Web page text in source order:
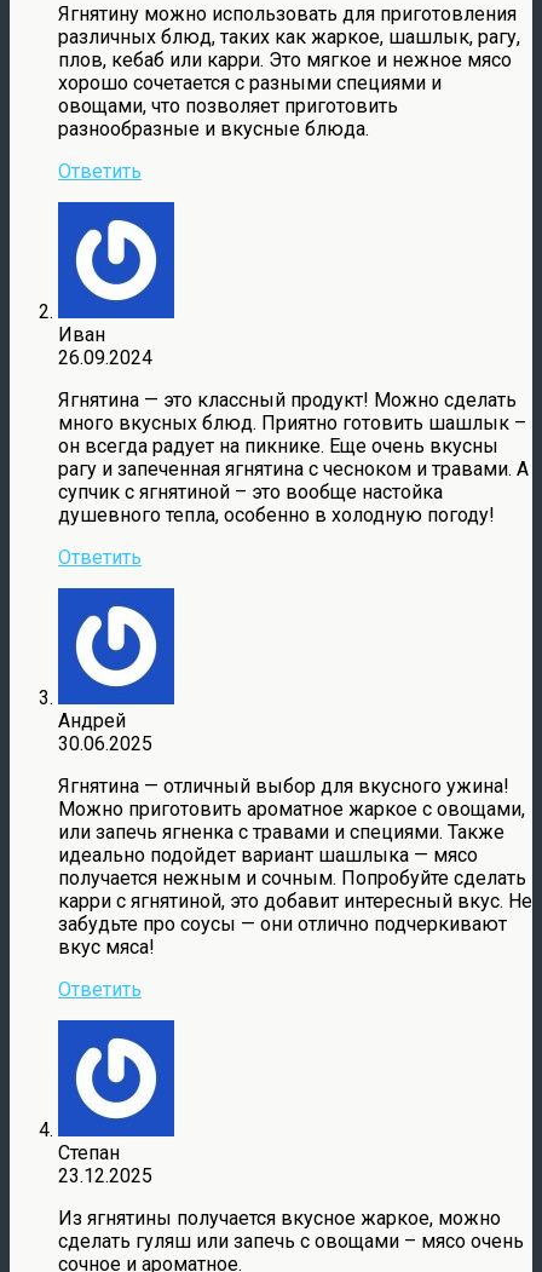
Ягнятину можно использовать для приготовления
различных блюд, таких как жаркое, шашлык, рагу,
плов, кебаб или карри. Это мягкое и нежное мясо
хорошо сочетается с разными специями и
овощами, что позволяет приготовить
разнообразные и вкусные блюда.
Ответить
Иван
26.09.2024
Ягнятина — это классный продукт! Можно сделать
много вкусных блюд. Приятно готовить шашлык –
он всегда радует на пикнике. Еще очень вкусны
рагу и запеченная ягнятина с чесноком и травами. А
супчик с ягнятиной – это вообще настойка
душевного тепла, особенно в холодную погоду!
Ответить
Андрей
30.06.2025
Ягнятина — отличный выбор для вкусного ужина!
Можно приготовить ароматное жаркое с овощами,
или запечь ягненка с травами и специями. Также
идеально подойдет вариант шашлыка — мясо
получается нежным и сочным. Попробуйте сделать
карри с ягнятиной, это добавит интересный вкус. Не
забудьте про соусы — они отлично подчеркивают
вкус мяса!
Ответить
Степан
23.12.2025
Из ягнятины получается вкусное жаркое, можно
сделать гуляш или запечь с овощами – мясо очень
сочное и ароматное.